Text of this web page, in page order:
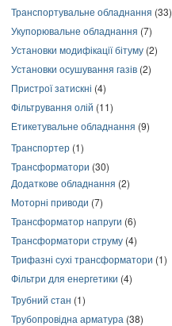
Транспортувальне обладнання (33)
Укупорювальне обладнання (7)
Установки модифікації бітуму (2)
Установки осушування газів (2)
Пристрої затискні (4)
Фільтрування олій (11)
Етикетувальне обладнання (9)
Транспортер (1)
Трансформатори (30)
Додаткове обладнання (2)
Моторні приводи (7)
Трансформатор напруги (6)
Трансформатори струму (4)
Трифазні сухі трансформатори (1)
Фільтри для енергетики (4)
Трубний стан (1)
Трубопровідна арматура (38)